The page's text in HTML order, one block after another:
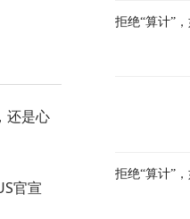
还是心
官宣
拒绝“算计”
拒绝“算计”